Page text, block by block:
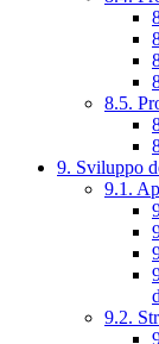
8.5.
9. Sviluppo
9.1.
9.2.